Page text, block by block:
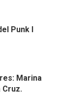
Punk I
Marina
Cruz.